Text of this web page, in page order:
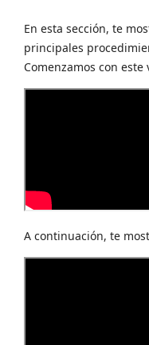
En esta sección, te
principales
Comenzamos con
A continuación, te